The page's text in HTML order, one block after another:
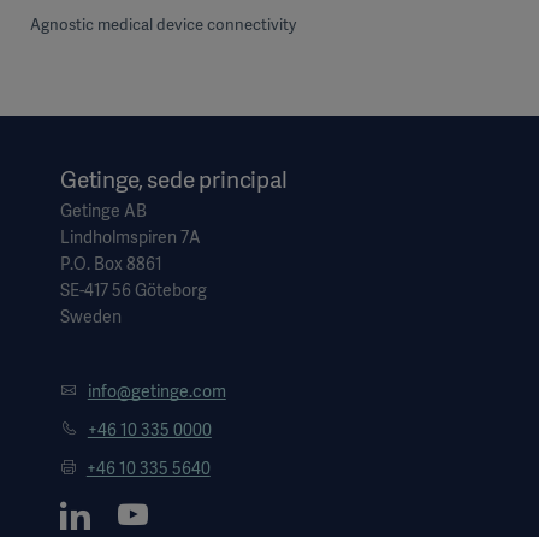
Agnostic medical device connectivity
Getinge, sede principal
Getinge AB
Lindholmspiren 7A
P.O. Box 8861
SE-417 56 Göteborg
Sweden
info@getinge.com
+46 10 335 0000
+46 10 335 5640